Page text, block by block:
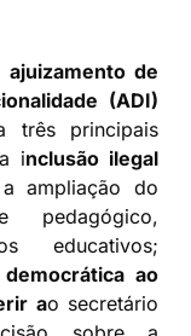
ajuizamento de
(ADI)
três principais
inclusão ilegal
a ampliação do
pedagógico,
educativos;
ao
ao secretário